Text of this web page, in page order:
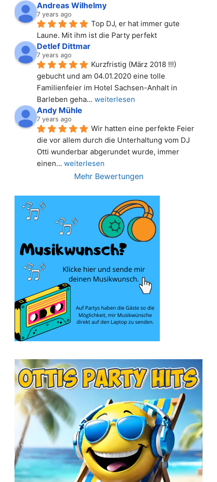
Andreas Wilhelmy
7 years ago
Top DJ, er hat immer gute
Laune. Mit ihm ist die Party perfekt
Detlef Dittmar
7 years ago
Kurzfristig (März 2018 !!!)
gebucht und am 04.01.2020 eine tolle
Familienfeier im Hotel Sachsen-Anhalt in
Barleben geha... weiterlesen
Andy Mühle
7 years ago
Wir hatten eine perfekte Feier
die vor allem durch die Unterhaltung vom DJ
Otti wunderbar abgerundet wurde, immer
einen... weiterlesen
Mehr Bewertungen